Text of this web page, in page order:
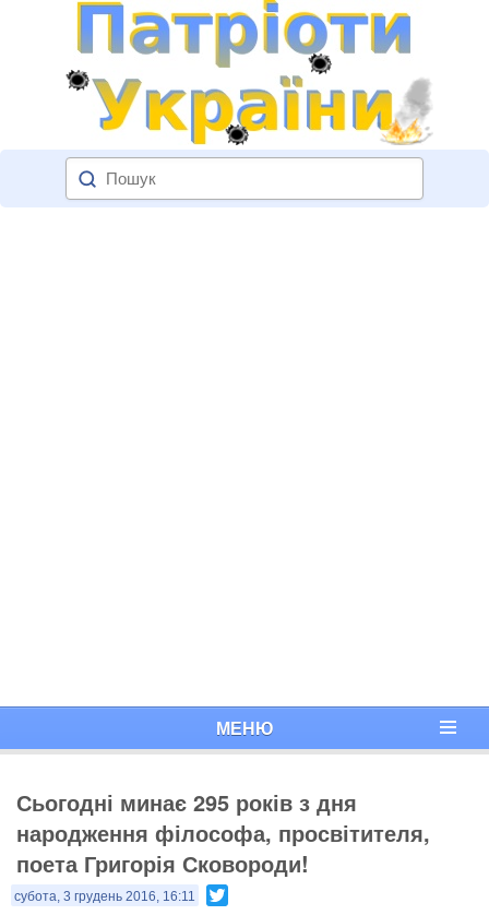
МЕНЮ
Сьогодні минає 295 років з дня
народження філософа, просвітителя,
поета Григорія Сковороди!
субота, 3 грудень 2016, 16:11